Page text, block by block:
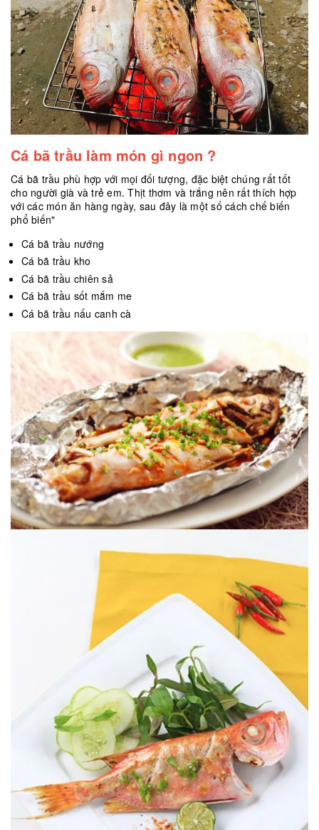
Cá bã trầu làm món gì ngon ?
Cá bã trầu phù hợp với mọi đối tượng, đặc biệt chúng rất tốt
cho người già và trẻ em. Thịt thơm và trắng nên rất thích hợp
với các món ăn hàng ngày, sau đây là một số cách chế biến
phổ biến"
Cá bã trầu nướng
Cá bã trầu kho
Cá bã trầu chiên sả
Cá bã trầu sốt mắm me
Cá bã trầu nấu canh cà